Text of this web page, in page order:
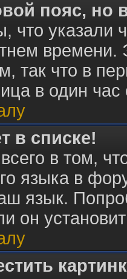
пояс, но
что указали
времени.
так что в
в один
в списке!
в том,
языка в
язык.
он